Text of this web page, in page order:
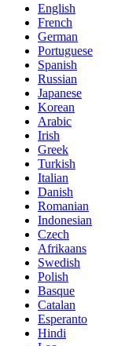
English
French
German
Portuguese
Spanish
Russian
Japanese
Korean
Arabic
Irish
Greek
Turkish
Italian
Danish
Romanian
Indonesian
Czech
Afrikaans
Swedish
Polish
Basque
Catalan
Esperanto
Hindi